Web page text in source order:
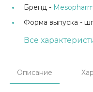
Бренд -
Форма выпуска -
Все
Описание